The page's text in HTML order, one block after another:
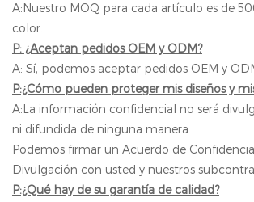
A:Nuestro MOQ para cada artículo es de
color.
P: ¿Aceptan pedidos OEM y ODM?
A: Sí, podemos aceptar pedidos OEM y
P:¿Cómo pueden proteger mis diseños y
A:La información confidencial no será
ni difundida de ninguna manera.
Podemos firmar un Acuerdo de
Divulgación con usted y nuestros
P:¿Qué hay de su garantía de calidad?